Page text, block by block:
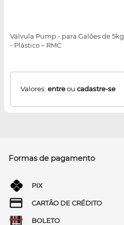
Válvula Pump - para Galões de 5kg
- Plástico – RMC
Valores: entreou cadastre-se
Formas de pagamento
PIX
CARTÃO DE CRÉDITO
BOLETO